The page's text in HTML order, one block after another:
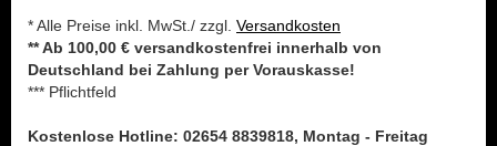
* Alle Preise inkl. MwSt./ zzgl. Versandkosten
** Ab 100,00 € versandkostenfrei innerhalb von
Deutschland bei Zahlung per Vorauskasse!
*** Pflichtfeld
Kostenlose Hotline: 02654 8839818, Montag - Freitag